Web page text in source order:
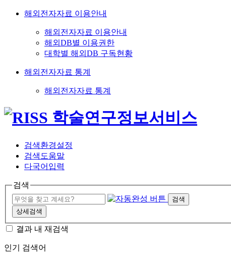
해외전자자료 이용안내
해외전자자료 이용안내
해외DB별 이용권한
대학별 해외DB 구독현황
해외전자자료 통계
해외전자자료 통계
검색환경설정
검색도움말
다국어입력
검색
검색
상세검색
결과 내 재검색
인기 검색어